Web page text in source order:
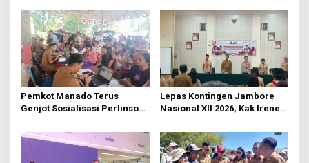
a
s
i
p
o
s
Pemkot Manado Terus
Genjot Sosialisasi Perlinsos
Lepas Kontingen Jambore
Nasional XII 2026, Kak Irene:
Kesehatan